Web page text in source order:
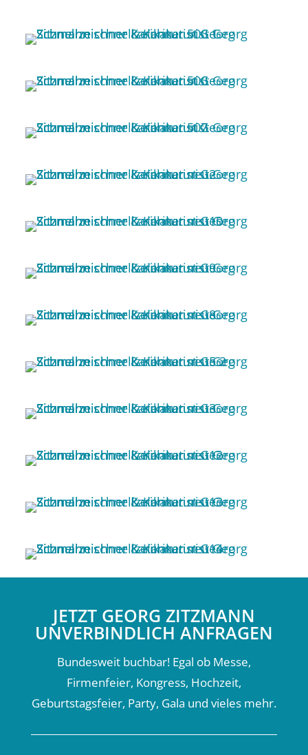
JETZT GEORG ZITZMANN
UNVERBINDLICH ANFRAGEN
Bundesweit buchbar! Egal ob Messe,
Firmenfeier, Kongress, Hochzeit,
Geburtstagsfeier, Party, Gala und vieles mehr.